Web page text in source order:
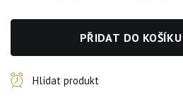
PŘIDAT DO KOŠÍKU
Hlídat produkt